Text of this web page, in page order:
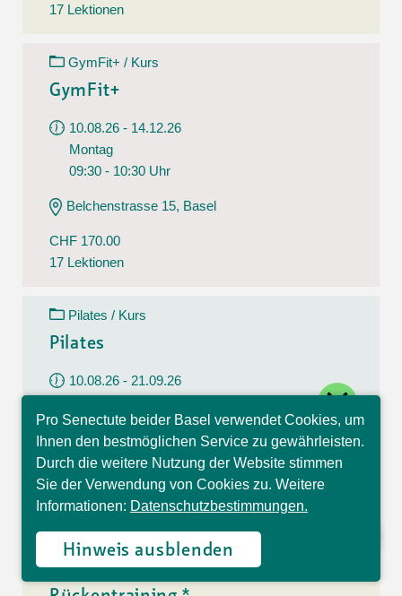
17 Lektionen
GymFit+ / Kurs
GymFit+
10.08.26 - 14.12.26
Montag
09:30 - 10:30 Uhr
Belchenstrasse 15, Basel
CHF 170.00
17 Lektionen
Pilates / Kurs
Pilates
10.08.26 - 21.09.26
09:30 - 10:30 Uhr
Im Westfeld 6, Basel
CHF 140.00
7 Lektionen
Rückentraining / Kurs
Pro Senectute beider Basel verwendet Cookies, um
Ihnen den bestmöglichen Service zu gewährleisten.
Durch die weitere Nutzung der Website stimmen
Sie der Verwendung von Cookies zu. Weitere
Informationen: Datenschutzbestimmungen.
Hinweis ausblenden
Hallo, ich bin Sophia und
beantworte gerne Ihre
Fragen.
close